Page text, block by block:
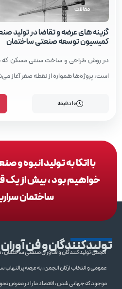
مقالات
گزینه های عرضه و تقاضا در تولید
کمیسیون توسعه صنعتی ساختمان
در روش طراحی و ساخت سنتی مسکن که
است، پروژه‌ها همواره از نقطه صفر آغاز
10 دقیقه
با اتکا به تولید انبوه و
خواهیم بود ، بیش از یک
ساختمان
تولیدکنندگان و فن
عمومی و انتخاب ارکان انجمن ، به عرصه
موجود که جهانی شدن ، اقتصاد ما را در معرض